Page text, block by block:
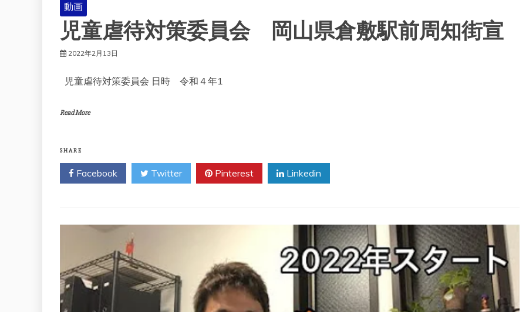
動画
児童虐待対策委員会 岡山県倉敷駅前周知街宣
2022年2月13日
児童虐待対策委員会 日時 令和４年1
Read More
SHARE
Facebook Twitter Pinterest Linkedin